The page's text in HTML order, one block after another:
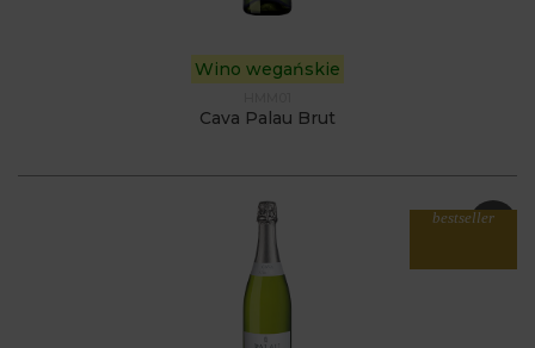
Wino wegańskie
Cava Palau Brut
bestseller